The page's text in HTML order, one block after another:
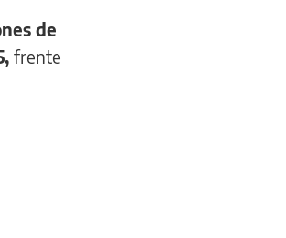
de
frente